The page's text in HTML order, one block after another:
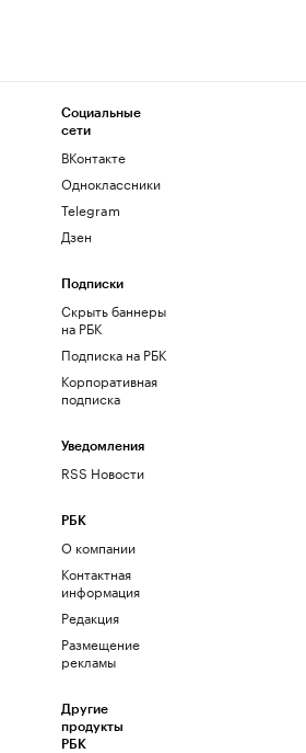
Социальные
сети
ВКонтакте
Одноклассники
Telegram
Дзен
Подписки
Скрыть баннеры
на РБК
Подписка на РБК
Корпоративная
подписка
Уведомления
RSS Новости
РБК
О компании
Контактная
информация
Редакция
Размещение
рекламы
Другие
продукты
РБК